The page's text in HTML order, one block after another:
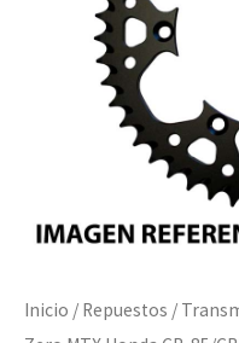
Inicio / Repuestos /
cantidad